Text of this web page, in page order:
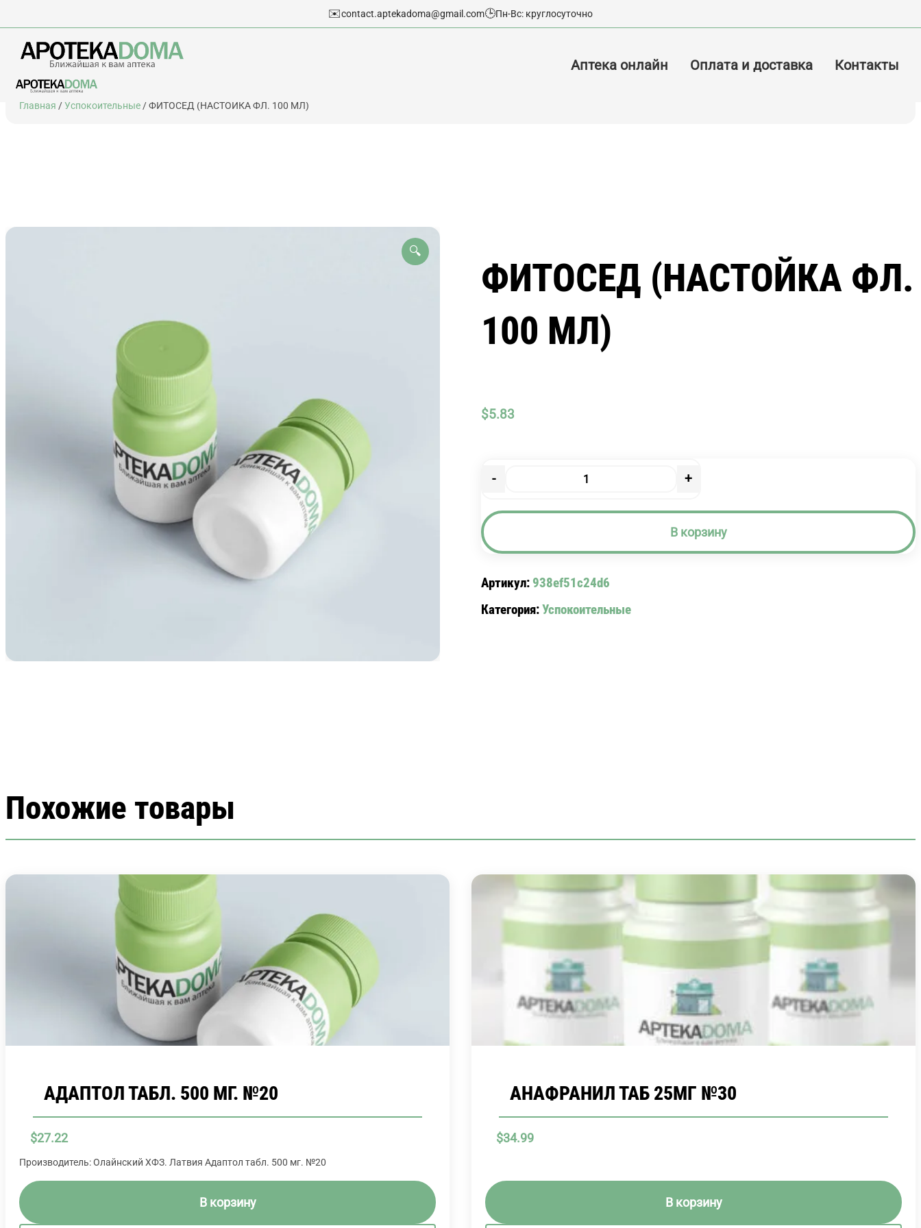
Перейти
✉️contact.aptekadoma@gmail.com🕒Пн-Вс: круглосуточно
Аптека онлайн Оплата и доставка Контакты
Главная /Успокоительные / ФИТОСЕД (НАСТОЙКА ФЛ. 100 МЛ)
🔍
ФИТОСЕД (НАСТОЙКА ФЛ.
100 МЛ)
$5.83
-
ФИТОСЕД
(НАСТОЙКА
100
+
В корзину
Артикул: 938ef51c24d6
Категория:Успокоительные
Похожие товары
АДАПТОЛ ТАБЛ. 500 МГ. №20
$27.22
Производитель: Олайнский ХФЗ. Латвия Адаптол табл. 500 мг. №20
В корзину
АНАФРАНИЛ ТАБ 25МГ №30
$34.99
В корзину